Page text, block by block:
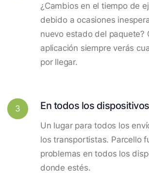
¿Cambios en el tiempo de
debido a ocasiones
nuevo estado del paquete?
aplicación siempre verás
por llegar.
3 En todos los dispositivos
Un lugar para todos los
los transportistas. Parcello
problemas en todos los
donde estés.